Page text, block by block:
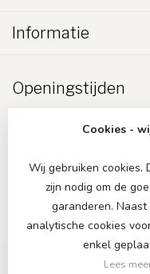
Informatie
Openingstijden
Cookies -
Wij gebruiken cookies.
zijn nodig om de
garanderen.
analytische cookies
enkel
Lees